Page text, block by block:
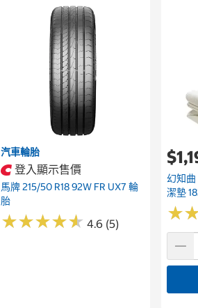
汽車輪胎
登入顯示售價
馬牌 215/50 R18 92W FR UX7 輪
胎
★★★★★
★★★★★ 4.6 (5)
幻知
潔墊
★
★